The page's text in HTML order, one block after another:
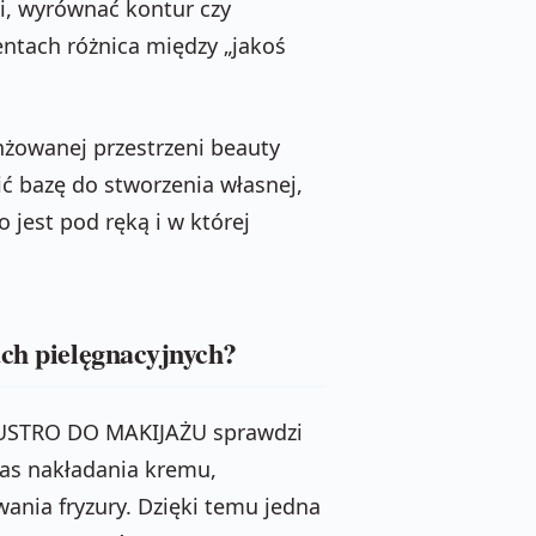
wyrównać kontur czy
różnica między „jakoś
przestrzeni beauty
bazę do stworzenia własnej,
jest pod ręką i w której
pielęgnacyjnych?
DO MAKIJAŻU sprawdzi
nakładania kremu,
fryzury. Dzięki temu jedna